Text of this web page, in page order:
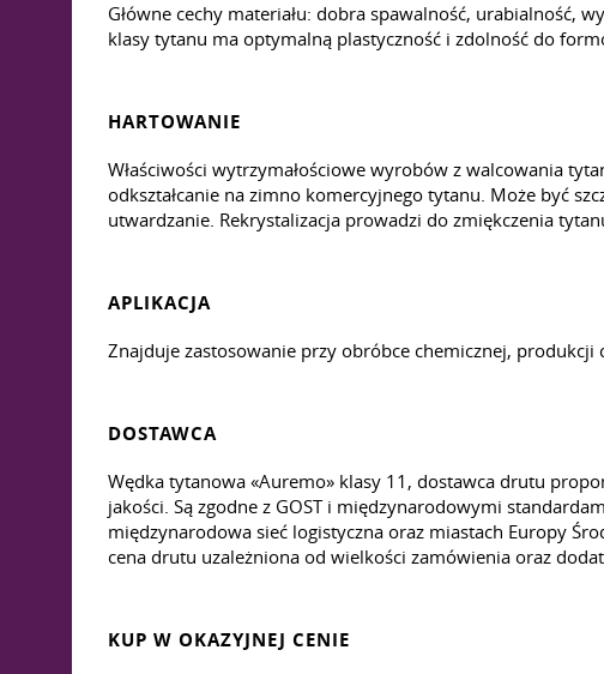
Główne cechy materiału: dobra spawalność, urabialność,
klasy tytanu ma optymalną plastyczność i zdolność do
HARTOWANIE
Właściwości wytrzymałościowe wyrobów z walcowania
odkształcanie na zimno komercyjnego tytanu. Może być
utwardzanie. Rekrystalizacja prowadzi do zmiękczenia
APLIKACJA
Znajduje zastosowanie przy obróbce chemicznej,
DOSTAWCA
Wędka tytanowa «Auremo» klasy 11, dostawca drutu
jakości. Są zgodne z GOST i międzynarodowymi
międzynarodowa sieć logistyczna oraz miastach Europy
cena drutu uzależniona od wielkości zamówienia oraz
KUP W OKAZYJNEJ CENIE